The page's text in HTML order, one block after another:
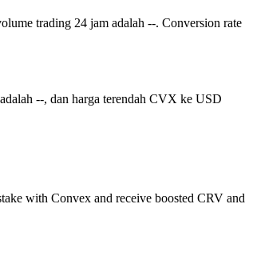
trading 24 jam adalah --. Conversion rate
--, dan harga terendah CVX ke USD
with Convex and receive boosted CRV and